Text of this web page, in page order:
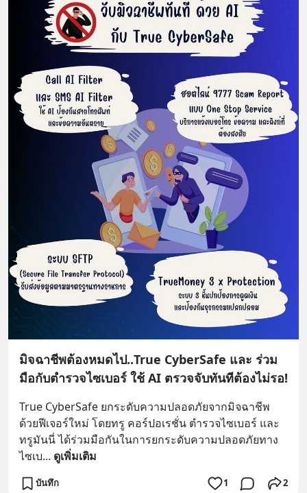
มิจฉาชีพต้องหมดไป..True CyberSafe และ ร่วม
มือกับตำรวจไซเบอร์ ใช้ AI ตรวจจับทันทีต้องไม่รอ!
True CyberSafe ยกระดับความปลอดภัยจากมิจฉาชีพ
ด้วยฟีเจอร์ใหม่ โดยทรู คอร์ปอเรชั่น ตำรวจไซเบอร์ และ
ทรูมันนี่ ได้ร่วมมือกันในการยกระดับความปลอดภัยทาง
ไซเบ... ดูเพิ่มเติม
บันทึก 1 2